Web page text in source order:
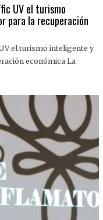
UV el turismo
para la recuperación
el turismo inteligente y
económica La